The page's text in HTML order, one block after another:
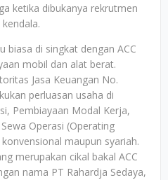
ketika dibukanya rekrutmen
biasa di singkat dengan ACC
mobil dan alat berat.
Jasa Keuangan No.
perluasan usaha di
Pembiayaan Modal Kerja,
Operasi (Operating
maupun syariah.
merupakan cikal bakal ACC
nama PT Rahardja Sedaya,